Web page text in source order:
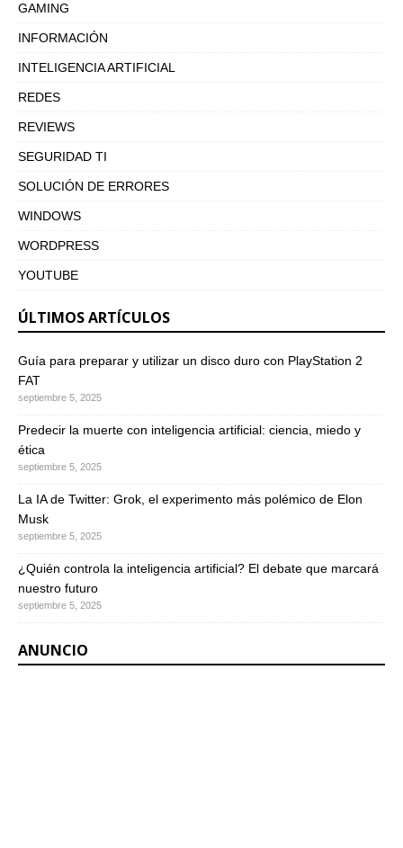
GAMING
INFORMACIÓN
INTELIGENCIA ARTIFICIAL
REDES
REVIEWS
SEGURIDAD TI
SOLUCIÓN DE ERRORES
WINDOWS
WORDPRESS
YOUTUBE
ÚLTIMOS ARTÍCULOS
Guía para preparar y utilizar un disco duro con PlayStation 2
FAT
septiembre 5, 2025
Predecir la muerte con inteligencia artificial: ciencia, miedo y
ética
septiembre 5, 2025
La IA de Twitter: Grok, el experimento más polémico de Elon
Musk
septiembre 5, 2025
¿Quién controla la inteligencia artificial? El debate que marcará
nuestro futuro
septiembre 5, 2025
ANUNCIO